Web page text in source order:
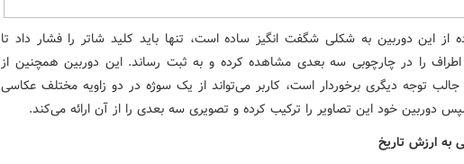
از این دوربین به شکلی شگفت انگیز ساده است، تنها باید کلید شاتر را فشار داد تا
را در چارچوبی سه بعدی مشاهده کرده و به ثبت رساند. این دوربین همچنین از
جالب توجه دیگری برخوردار است، کاربر می‌تواند از یک سوژه در دو زاویه مختلف عکاسی
دوربین خود این تصاویر را ترکیب کرده و تصویری سه بعدی را از آن ارائه می‌کند.
به ارزش تاریخ